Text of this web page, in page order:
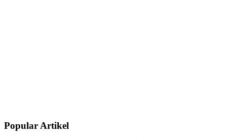
Popular Artikel